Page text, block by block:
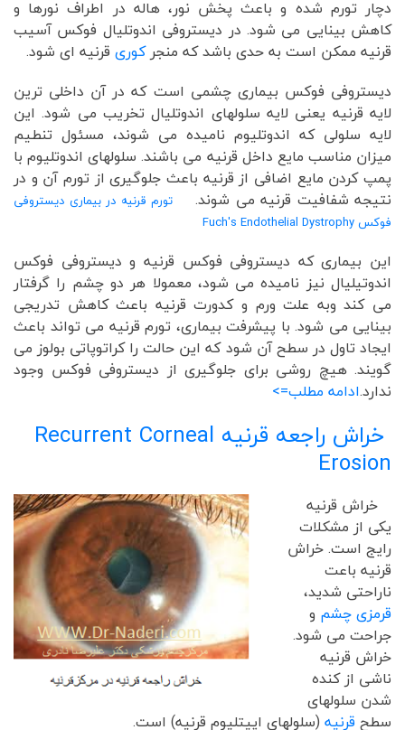
دچار تورم شده و باعث پخش نور، هاله در اطراف نورها و
کاهش بینایی می شود. در دیستروفی اندوتلیال فوکس آسیب
قرنیه ممکن است به حدی باشد که منجرکوری قرنیه ای شود.
دیستروفی فوکس بیماری چشمی است که در آن داخلی ترین
لایه قرنیه یعنی لایه سلولهای اندوتلیال تخریب می شود. این
لایه سلولی که اندوتلیوم نامیده می شوند، مسئول تنطیم
میزان مناسب مایع داخل قرنیه می باشند. سلولهای اندوتلیوم با
پمپ کردن مایع اضافی از قرنیه باعث جلوگیری از تورم آن و در
نتیجه شفافیت قرنیه می شوند.
تورم قرنیه در بیماری دیستروفی
فوکس Fuch's Endothelial Dystrophy
این بیماری که دیستروفی فوکس قرنیه و دیستروفی فوکس
اندوتیلیال نیز نامیده می شود، معمولا هر دو چشم را گرفتار
می کند وبه علت ورم و کدورت قرنیه باعث کاهش تدریجی
بینایی می شود. با پیشرفت بیماری، تورم قرنیه می تواند باعث
ایجاد تاول در سطح آن شود که این حالت را کراتوپاتی بولوز می
گویند. هیچ روشی برای جلوگیری از دیستروفی فوکس وجود
ندارد.ادامه مطلب=>
خراش راجعه قرنیه Recurrent Corneal
Erosion
خراش قرنیه
یکی از مشکلات
رایج است. خراش
قرنیه باعت
ناراحتی شدید،
قرمزی چشم و
جراحت می شود.
خراش قرنیه
ناشی از کنده
شدن سلولهای
سطح قرنیه (سلولهای اپیتلیوم قرنیه) است.